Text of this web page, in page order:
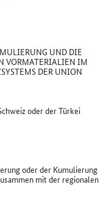
UND DIE
VORMATERIALIEN IM
DER UNION
oder der Türkei
oder der Kumulierung
mit der regionalen